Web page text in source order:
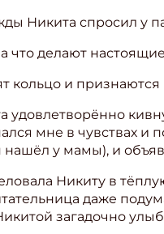
Никита спросил у
что делают
кольцо и признаются
удовлетворённо
мне в чувствах и
нашёл у мамы), и
Никиту в
даже
загадочно